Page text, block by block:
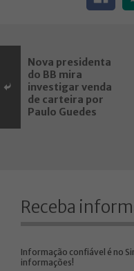
Nova presidenta
do BB mira
investigar venda
de carteira por
Paulo Guedes
Receba
Informação confiável é no
informações!